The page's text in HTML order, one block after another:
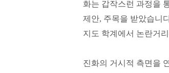
화는 갑작스런 과정을
제안, 주목을 받았습니
지도 학계에서 논란거
진화의 거시적 측면을